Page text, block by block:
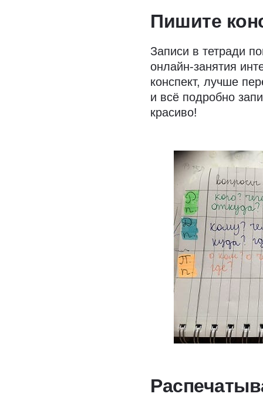
Пишите
Записи в тетради
онлайн-занятия
конспект, лучше
и всё подробно
красиво!